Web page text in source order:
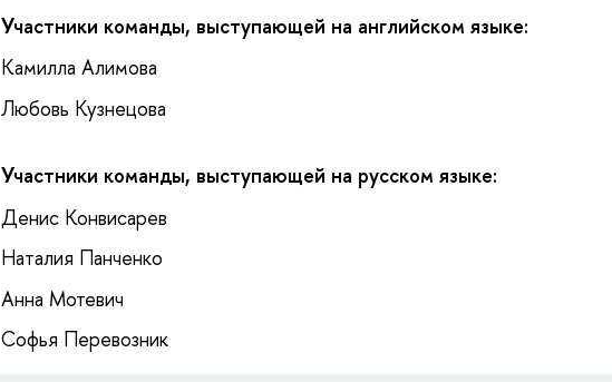
Участники команды, выступающей на английском языке:
Камилла Алимова
Любовь Кузнецова
Участники команды, выступающей на русском языке:
Денис Конвисарев
Наталия Панченко
Анна Мотевич
Софья Перевозник